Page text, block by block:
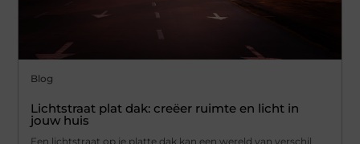
Blog
Lichtstraat plat dak: creëer ruimte en licht in
jouw huis
Een lichtstraat op je platte dak kan een wereld van verschil